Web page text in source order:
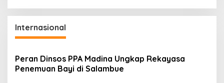
Internasional
Peran Dinsos PPA Madina Ungkap Rekayasa
Penemuan Bayi di Salambue